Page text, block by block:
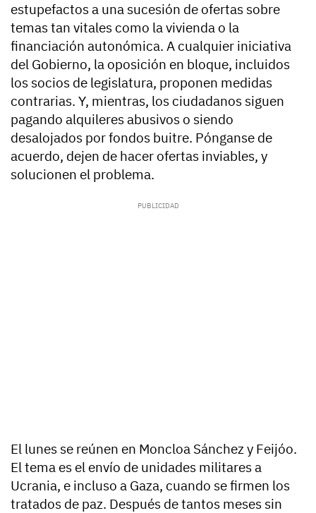
estupefactos a una sucesión de ofertas sobre
temas tan vitales como la vivienda o la
financiación autonómica. A cualquier iniciativa
del Gobierno, la oposición en bloque, incluidos
los socios de legislatura, proponen medidas
contrarias. Y, mientras, los ciudadanos siguen
pagando alquileres abusivos o siendo
desalojados por fondos buitre. Pónganse de
acuerdo, dejen de hacer ofertas inviables, y
solucionen el problema.
El lunes se reúnen en Moncloa Sánchez y Feijóo.
El tema es el envío de unidades militares a
Ucrania, e incluso a Gaza, cuando se firmen los
tratados de paz. Después de tantos meses sin